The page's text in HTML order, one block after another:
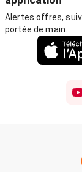
Alertes offres,
portée de main.